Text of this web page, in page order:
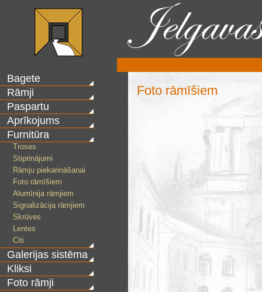
Bagete
Rāmji
Paspartu
Aprīkojums
Furnitūra
Troses
Stiprinājumi
Rāmju piekarināšanai
Foto rāmīšiem
Alumīnija rāmjiem
Signalizācija rāmjiem
Skrūves
Lentes
Citi
Galerijas sistēma
Kliksi
Foto rāmji
Foto rāmīšiem